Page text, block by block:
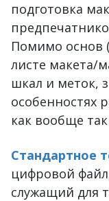
подготовка
Помимо основ
листе макета/
шкал и меток,
особенностях
как вообще
Стандартное
цифровой
служащий для